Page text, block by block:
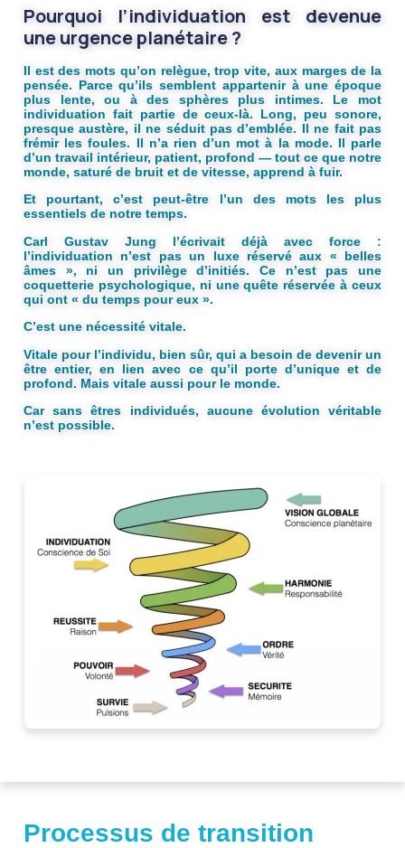
Pourquoi l’individuation est devenue
une urgence planétaire ?
Il est des mots qu’on relègue, trop vite, aux marges de la
pensée. Parce qu’ils semblent appartenir à une époque
plus lente, ou à des sphères plus intimes. Le mot
individuation fait partie de ceux-là. Long, peu sonore,
presque austère, il ne séduit pas d’emblée. Il ne fait pas
frémir les foules. Il n’a rien d’un mot à la mode. Il parle
d’un travail intérieur, patient, profond — tout ce que notre
monde, saturé de bruit et de vitesse, apprend à fuir.
Et pourtant, c’est peut-être l’un des mots les plus
essentiels de notre temps.
Carl Gustav Jung l’écrivait déjà avec force :
l’individuation n’est pas un luxe réservé aux « belles
âmes », ni un privilège d’initiés. Ce n’est pas une
coquetterie psychologique, ni une quête réservée à ceux
qui ont « du temps pour eux ».
C’est une nécessité vitale.
Vitale pour l’individu, bien sûr, qui a besoin de devenir un
être entier, en lien avec ce qu’il porte d’unique et de
profond. Mais vitale aussi pour le monde.
Car sans êtres individués, aucune évolution véritable
n’est possible.
Processus de transition